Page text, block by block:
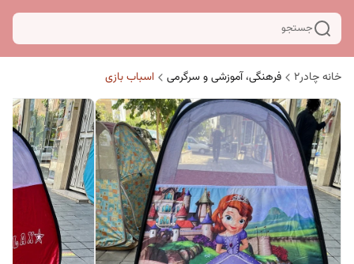
جستجو
خانه چادر۲ فرهنگی، آموزشی و سرگرمی اسباب بازی